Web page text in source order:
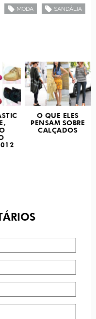
MODA SANDÁLIA
O QUE ELES
PENSAM SOBRE
CALÇADOS